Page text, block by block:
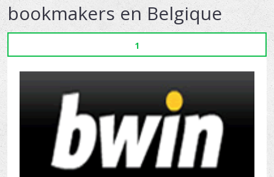
bookmakers en Belgique
1